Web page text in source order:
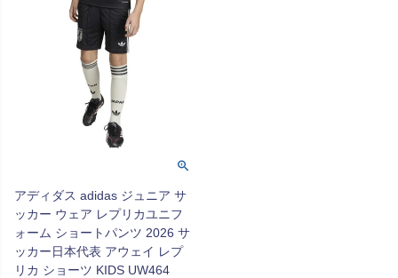
アディダス adidas ジュニア サ
ッカー ウェア レプリカユニフ
ォーム ショートパンツ 2026 サ
ッカー日本代表 アウェイ レプ
リカ ショーツ KIDS UW464